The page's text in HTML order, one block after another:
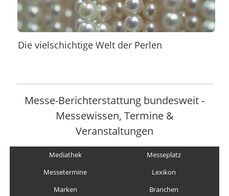
Die vielschichtige Welt der Perlen
Messe-Berichterstattung bundesweit -
Messewissen, Termine &
Veranstaltungen
Mediathek
Messeplatz
Messetermine
Lexikon
Marken
Branchen